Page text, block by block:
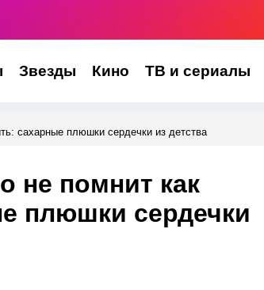
Звезды Кино ТВ и сериалы
сахарные плюшки сердечки из детства
не помнит как
плюшки сердечки